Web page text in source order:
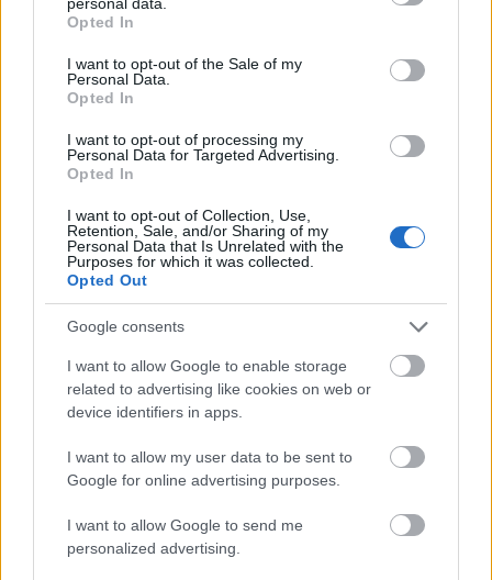
grant or deny consent to Google and its third-party tags to
use your data for below specified purposes in below Google
consent section.
Opted In
I want to opt-out of the Sale of my
Personal Data.
Opted In
I want to opt-out of processing my
Personal Data for Targeted Advertising.
Opted In
I want to opt-out of Collection, Use,
Retention, Sale, and/or Sharing of my
Personal Data that Is Unrelated with the
Purposes for which it was collected.
Opted Out
Google consents
I want to allow Google to enable storage
related to advertising like cookies on web or
device identifiers in apps.
I want to allow my user data to be sent to
Google for online advertising purposes.
I want to allow Google to send me
personalized advertising.
Csillagos karácsonyfadíszek
papírgurigából
Fahéjtól illatozó makramé
karácsonyfadísz
Ünnepi hangulat egyszerűen - Téli
ötletek minimalista eszköztárral
A hozzászóláshoz be kell lépned!